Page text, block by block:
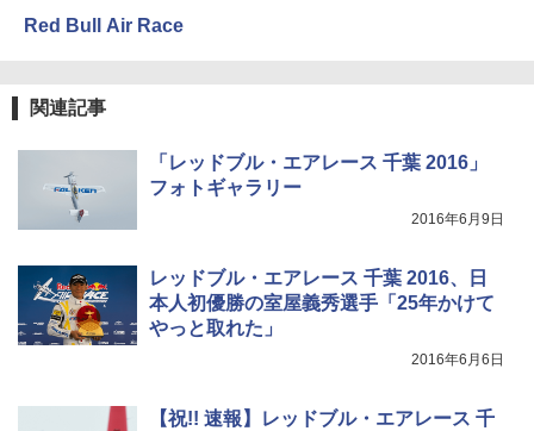
Red Bull Air Race
関連記事
「レッドブル・エアレース 千葉 2016」
フォトギャラリー
2016年6月9日
レッドブル・エアレース 千葉 2016、日
本人初優勝の室屋義秀選手「25年かけて
やっと取れた」
2016年6月6日
【祝!! 速報】レッドブル・エアレース 千